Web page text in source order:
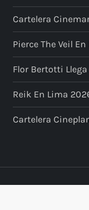
Cartelera
Pierce The Veil
Flor Bertotti
Reik En Lima
Cartelera